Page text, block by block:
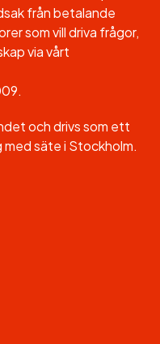
från betalande
som vill driva frågor,
via vårt
och drivs som ett
säte i Stockholm.